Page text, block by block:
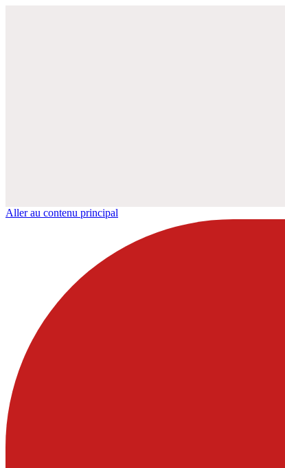
Aller au contenu principal